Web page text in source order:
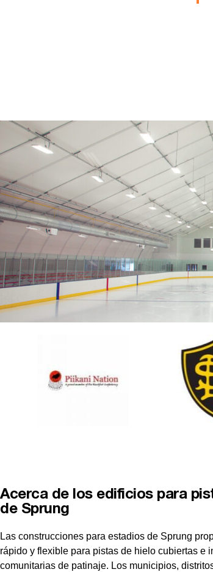
Acerca de los edificios para
de Sprung
Las construcciones para estadios de Sprung
rápido y flexible para pistas de hielo cubiertas e
comunitarias de patinaje. Los municipios,